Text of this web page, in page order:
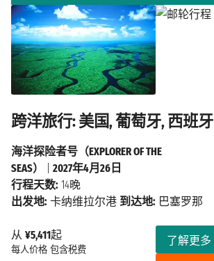
跨洋旅行: 美国, 葡萄牙, 西班牙
从 ¥5,411起
每人价格 包含税费
了解更多
海洋探险者号（EXPLORER OF THE
SEAS）
2027年4月26日
行程天数: 14晚
出发地: 卡纳维拉尔港 到达地: 巴塞罗那